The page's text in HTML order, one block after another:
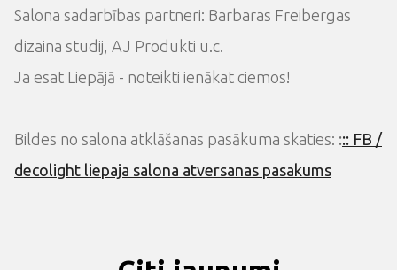
Salona sadarbības partneri: Barbaras Freibergas
dizaina studij, AJ Produkti u.c.
Ja esat Liepājā - noteikti ienākat ciemos!
Bildes no salona atklāšanas pasākuma skaties: ::: FB /
decolight liepaja salona atversanas pasakums